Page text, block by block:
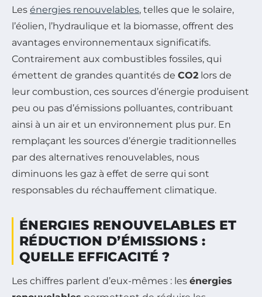
Les énergies renouvelables, telles que le solaire,
l’éolien, l’hydraulique et la biomasse, offrent des
avantages environnementaux significatifs.
Contrairement aux combustibles fossiles, qui
émettent de grandes quantités de CO2 lors de
leur combustion, ces sources d’énergie produisent
peu ou pas d’émissions polluantes, contribuant
ainsi à un air et un environnement plus pur. En
remplaçant les sources d’énergie traditionnelles
par des alternatives renouvelables, nous
diminuons les gaz à effet de serre qui sont
responsables du réchauffement climatique.
ÉNERGIES RENOUVELABLES ET
RÉDUCTION D’ÉMISSIONS :
QUELLE EFFICACITÉ ?
Les chiffres parlent d’eux-mêmes : les énergies